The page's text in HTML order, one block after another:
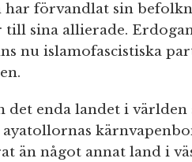
har förvandlat sin
sina allierade.
nu islamofascistiska
det enda landet i
än något annat land i